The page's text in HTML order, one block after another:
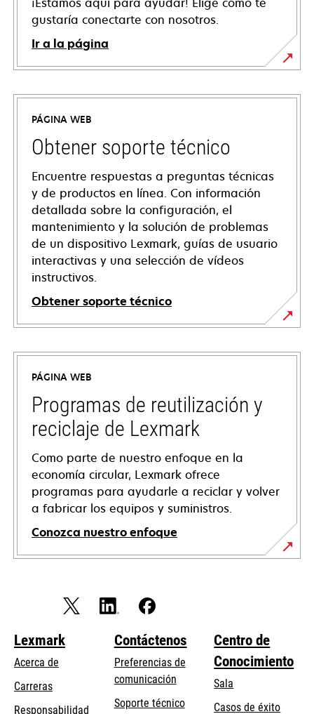
gustaría conectarte con nosotros.
Ir a la página
PÁGINA WEB
Obtener soporte técnico
Encuentre respuestas a preguntas técnicas
y de productos en línea. Con información
detallada sobre la configuración, el
mantenimiento y la solución de problemas
de un dispositivo Lexmark, guías de usuario
interactivas y una selección de vídeos
instructivos.
Obtener soporte técnico
se
abre
una
pestaña
nueva
PÁGINA WEB
Programas de reutilización y
reciclaje de Lexmark
Como parte de nuestro enfoque en la
economía circular, Lexmark ofrece
programas para ayudarle a reciclar y volver
a fabricar los equipos y suministros.
Conozca nuestro enfoque
Lexmark
Acerca de
Carreras
Responsabilidad
Contáctenos
Preferencias de
comunicación
Soporte técnicose
Centro de
Conocimiento
Sala
Casos de éxito